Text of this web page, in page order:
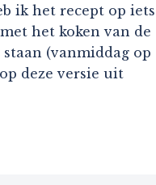
ik het recept op iets
het koken van de
(vanmiddag op
deze versie uit